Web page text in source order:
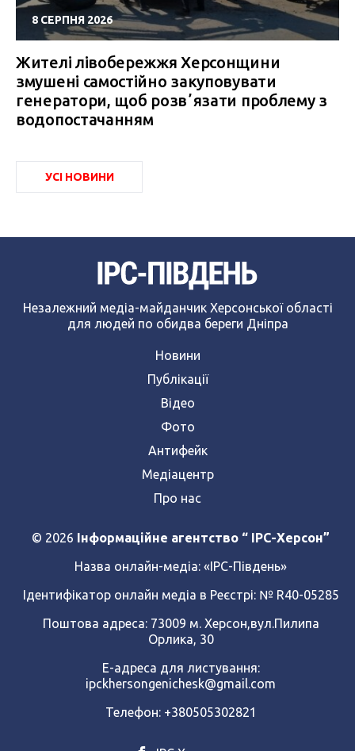
8 СЕРПНЯ 2026
Жителі лівобережжя Херсонщини
змушені самостійно закуповувати
генератори, щоб розвʼязати проблему з
водопостачанням
УСІ НОВИНИ
Незалежний медіа-майданчик Херсонської області
для людей по обидва береги Дніпра
Новини
Публікації
Відео
Фото
Антифейк
Медіацентр
Про нас
© 2026
Інформаційне агентство “ IPC-Херсон”
Назва онлайн-медіа: «ІРС-Південь»
Ідентифікатор онлайн медіа в Реєстрі: № R40-05285
Поштова адреса: 73009 м. Херсон,вул.Пилипа
Орлика, 30
Е-адреса для листування:
ipckhersongenichesk@gmail.com
Телефон: +380505302821